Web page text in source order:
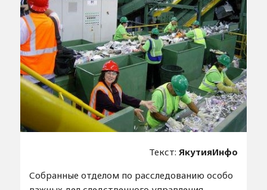
Текст: ЯкутияИнфо
Собранные отделом по расследованию особо